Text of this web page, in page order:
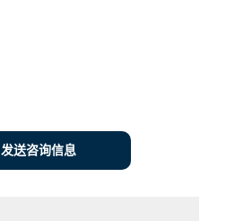
发送咨询信息